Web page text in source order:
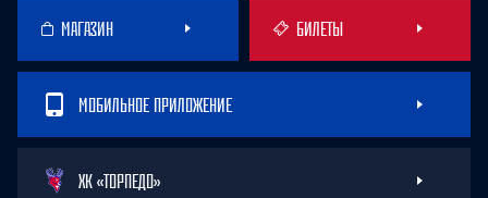
МАГАЗИН БИЛЕТЫ
МОБИЛЬНОЕ ПРИЛОЖЕНИЕ
ХК «ТОРПЕДО»